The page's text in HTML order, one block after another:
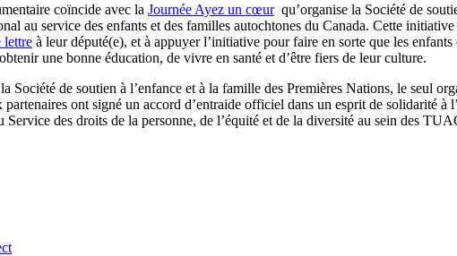
coïncide avec la Journée Ayez un cœur qu’organise la Société de
au service des enfants et des familles autochtones du Canada. Cette initiative
lettre à leur député(e), et à appuyer l’initiative pour faire en sorte que les enfants
une bonne éducation, de vivre en santé et d’être fiers de leurculture.
la Société de soutien à l’enfance et à la famille des Premières Nations, le seul
partenaires ont signé un accord d’entraide officiel dans un esprit de solidarité à
Service des droits de la personne, de l’équité et de la diversité au sein des